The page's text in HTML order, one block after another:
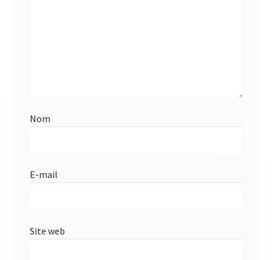
Nom
E-mail
Site web